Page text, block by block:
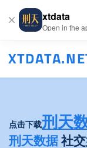
xtdata
Open in the
点击下载刑天
刑天数据社